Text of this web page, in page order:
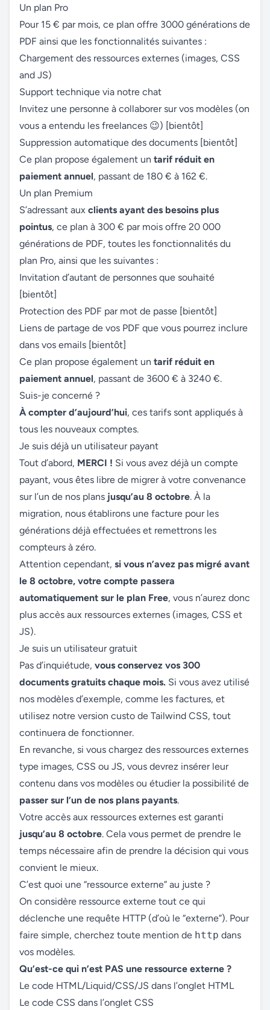
Un plan Pro
Pour 15 € par mois, ce plan offre 3000 générations de
PDF ainsi que les fonctionnalités suivantes :
Chargement des ressources externes (images, CSS
and JS)
Support technique via notre chat
Invitez une personne à collaborer sur vos modèles (on
vous a entendu les freelances 😉) [bientôt]
Suppression automatique des documents [bientôt]
Ce plan propose également un tarif réduit en
paiement annuel, passant de 180 € à 162 €.
Un plan Premium
S’adressant aux clients ayant des besoins plus
pointus, ce plan à 300 € par mois offre 20 000
générations de PDF, toutes les fonctionnalités du
plan Pro, ainsi que les suivantes :
Invitation d’autant de personnes que souhaité
[bientôt]
Protection des PDF par mot de passe [bientôt]
Liens de partage de vos PDF que vous pourrez inclure
dans vos emails [bientôt]
Ce plan propose également un tarif réduit en
paiement annuel, passant de 3600 € à 3240 €.
Suis-je concerné ?
À compter d’aujourd’hui, ces tarifs sont appliqués à
tous les nouveaux comptes.
Je suis déjà un utilisateur payant
Tout d’abord, MERCI ! Si vous avez déjà un compte
payant, vous êtes libre de migrer à votre convenance
sur l’un de nos plans jusqu’au 8 octobre. À la
migration, nous établirons une facture pour les
générations déjà effectuées et remettrons les
compteurs à zéro.
Attention cependant, si vous n’avez pas migré avant
le 8 octobre, votre compte passera
automatiquement sur le plan Free, vous n’aurez donc
plus accès aux ressources externes (images, CSS et
JS).
Je suis un utilisateur gratuit
Pas d’inquiétude, vous conservez vos 300
documents gratuits chaque mois. Si vous avez utilisé
nos modèles d’exemple, comme les factures, et
utilisez notre version custo de Tailwind CSS, tout
continuera de fonctionner.
En revanche, si vous chargez des ressources externes
type images, CSS ou JS, vous devrez insérer leur
contenu dans vos modèles ou étudier la possibilité de
passer sur l’un de nos plans payants.
Votre accès aux ressources externes est garanti
jusqu’au 8 octobre. Cela vous permet de prendre le
temps nécessaire afin de prendre la décision qui vous
convient le mieux.
C’est quoi une “ressource externe” au juste ?
On considère ressource externe tout ce qui
déclenche une requête HTTP (d’où le “externe”). Pour
faire simple, cherchez toute mention de http dans
vos modèles.
Qu’est-ce qui n’est PAS une ressource externe ?
Le code HTML/Liquid/CSS/JS dans l’onglet HTML
Le code CSS dans l’onglet CSS